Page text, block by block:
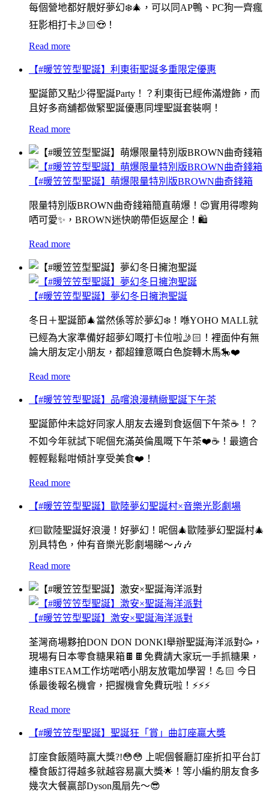
每個營地都好靚好夢幻❄️🎄，可以同AP鴨、PC狗一齊瘋
狂影相打卡🤳🏻😍！
Read more
【#暖笠笠型聖誕】利東街聖誕多重限定優惠
聖誕節又點少得聖誕Party！？利東街已經佈滿燈飾，而
且好多商舖都做緊聖誕優惠同埋聖誕套裝啊！
Read more
【#暖笠笠型聖誕】萌爆限量特別版BROWN曲奇錢箱
限量特別版BROWN曲奇錢箱簡直萌爆！😍實用得嚟夠
哂可愛✨，BROWN迷快啲帶佢返屋企！🛍
Read more
【#暖笠笠型聖誕】夢幻冬日擁泡聖誕
冬日＋聖誕節🎄當然係等於夢幻❄️！喺YOHO MALL就
已經為大家準備好超夢幻嘅打卡位啦🤳🏻！裡面仲有無
論大朋友定小朋友，都超鐘意嘅白色旋轉木馬🎠❤️
Read more
【#暖笠笠型聖誕】品嚐浪漫精緻聖誕下午茶
聖誕節仲未諗好同家人朋友去邊到食返個下午茶☕️！？
不如今年就試下呢個充滿英倫風嘅下午茶❤️☕️！最適合
輕輕鬆鬆咁傾計享受美食❤️！
Read more
【#暖笠笠型聖誕】歐陸夢幻聖誕村×音樂光影劇場
💃🏻歐陸聖誕好浪漫！好夢幻！呢個🎄歐陸夢幻聖誕村🎄
別具特色，仲有音樂光影劇場睇～🎶🎶
Read more
【#暖笠笠型聖誕】激安×聖誕海洋派對
荃灣商場夥拍DON DON DONKI舉辦聖誕海洋派對🥳，
現場有日本零食糖果箱🍫🍫免費請大家玩一手抓糖果，
連串STEAM工作坊啱哂小朋友放電加學習！💪🏻 今日
係最後報名機會，把握機會免費玩啦！⚡️⚡️⚡️
Read more
【#暖笠笠型聖誕】聖誕狂「賞」曲訂座贏大獎
訂座食飯隨時贏大獎?!😳😳 上呢個餐廳訂座折扣平台訂
檯食飯訂得越多就越容易贏大獎🌟！等小編約朋友食多
幾次大餐贏部Dyson風扇先～😎